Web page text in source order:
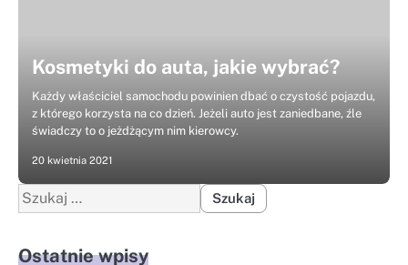
Kosmetyki do auta, jakie wybrać?
Każdy właściciel samochodu powinien dbać o czystość pojazdu,
z którego korzysta na co dzień. Jeżeli auto jest zaniedbane, źle
świadczy to o jeżdżącym nim kierowcy.
20 kwietnia 2021
Szukaj:
Ostatnie wpisy